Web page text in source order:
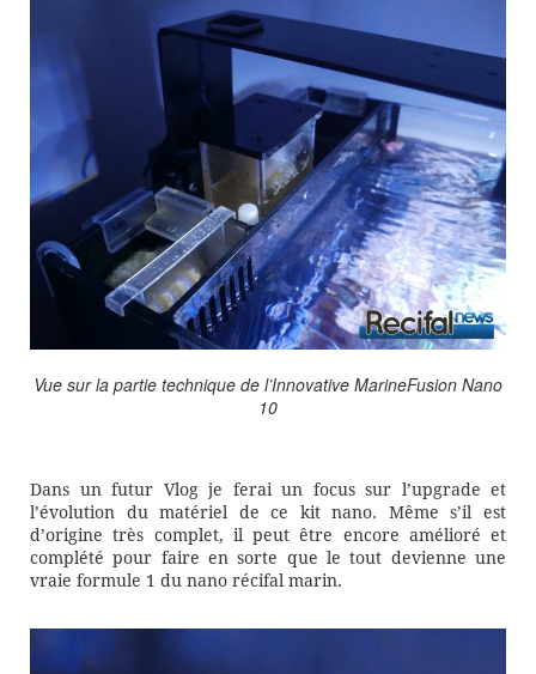
Vue sur la partie technique de l’Innovative MarineFusion Nano
10
Dans un futur Vlog je ferai un focus sur l’upgrade et
l’évolution du matériel de ce kit nano. Même s’il est
d’origine très complet, il peut être encore amélioré et
complété pour faire en sorte que le tout devienne une
vraie formule 1 du nano récifal marin.